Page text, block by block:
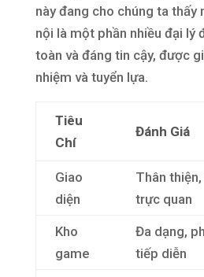
này đang cho chúng ta thấy
nội là một phần nhiều đại lý
toàn và đáng tin cậy, được
nhiệm và tuyển lựa.
Tiêu
Chí
Đánh Giá
Giao
diện
Thân
trực quan
Kho
game
Đa dạng,
tiếp diễn